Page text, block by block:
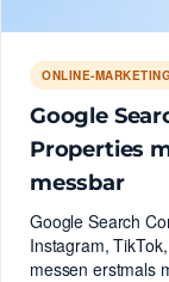
ONLINE-MARKETING
Google
Properties
messbar
Google Search
Instagram,
messen erstmals